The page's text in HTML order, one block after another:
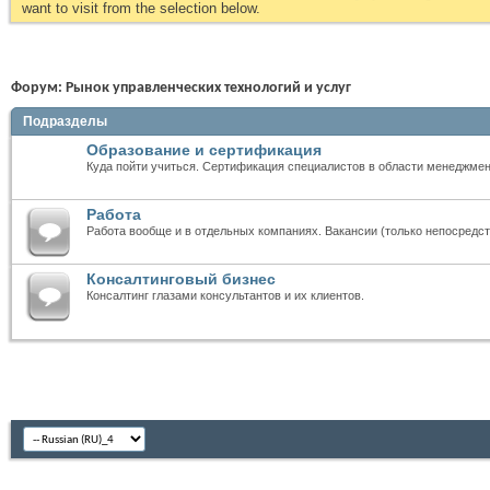
want to visit from the selection below.
Форум: Рынок управленческих технологий и услуг
Подразделы
Образование и сертификация
Куда пойти учиться. Сертификация специалистов в области
Работа
Работа вообще и в отдельных компаниях. Вакансии (только
Консалтинговый бизнес
Консалтинг глазами консультантов и их клиентов.